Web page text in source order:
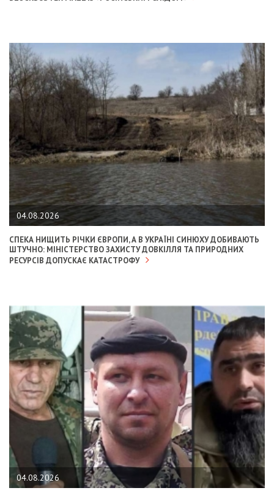
04.08.2026
СПЕКА НИЩИТЬ РІЧКИ ЄВРОПИ, А В УКРАЇНІ СИНЮХУ ДОБИВАЮТЬ
ШТУЧНО: МІНІСТЕРСТВО ЗАХИСТУ ДОВКІЛЛЯ ТА ПРИРОДНИХ
РЕСУРСІВ ДОПУСКАЄ КАТАСТРОФУ
04.08.2026